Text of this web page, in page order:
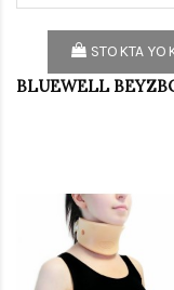
STOKTA